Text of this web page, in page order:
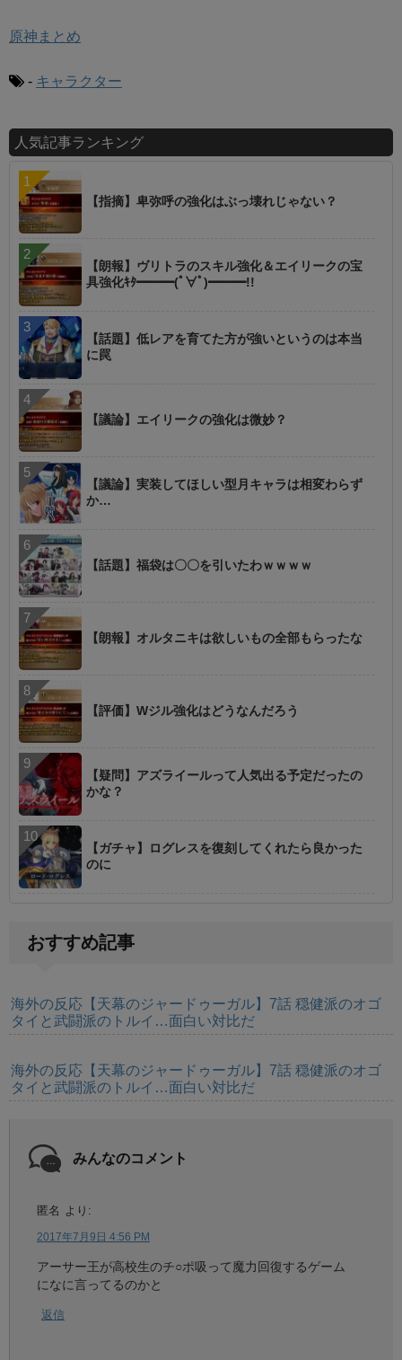
原神まとめ
- キャラクター
人気記事ランキング
【指摘】卑弥呼の強化はぶっ壊れじゃない？
【朗報】ヴリトラのスキル強化＆エイリークの宝
具強化ｷﾀ━━━(ﾟ∀ﾟ)━━━!!
【話題】低レアを育てた方が強いというのは本当
に罠
【議論】エイリークの強化は微妙？
【議論】実装してほしい型月キャラは相変わらず
か…
【話題】福袋は〇〇を引いたわｗｗｗｗ
【朗報】オルタニキは欲しいもの全部もらったな
【評価】Wジル強化はどうなんだろう
【疑問】アズライールって人気出る予定だったの
かな？
【ガチャ】ログレスを復刻してくれたら良かった
のに
おすすめ記事
海外の反応【天幕のジャードゥーガル】7話 穏健派のオゴ
タイと武闘派のトルイ…面白い対比だ
海外の反応【天幕のジャードゥーガル】7話 穏健派のオゴ
タイと武闘派のトルイ…面白い対比だ
みんなのコメント
匿名 より:
2017年7月9日 4:56 PM
アーサー王が高校生のチ○ポ吸って魔力回復するゲーム
になに言ってるのかと
返信